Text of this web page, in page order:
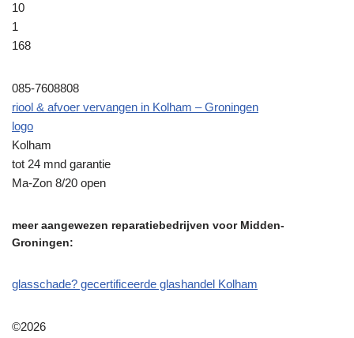
10
1
168
085-7608808
riool & afvoer vervangen in Kolham – Groningen
logo
Kolham
tot 24 mnd garantie
Ma-Zon 8/20 open
meer aangewezen reparatiebedrijven voor Midden-
Groningen:
glasschade? gecertificeerde glashandel Kolham
©2026